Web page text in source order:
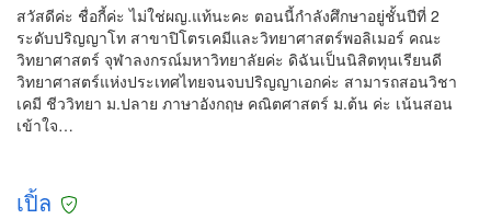
สวัสดีค่ะ ชื่อกี้ค่ะ ไม่ใช่ผญ.แท้นะคะ ตอนนี้กำลังศึกษาอยู่ชั้นปีที่ 2
ระดับปริญญาโท สาขาปิโตรเคมีและวิทยาศาสตร์พอลิเมอร์ คณะ
วิทยาศาสตร์ จุฬาลงกรณ์มหาวิทยาลัยค่ะ ดิฉันเป็นนิสิตทุนเรียนดี
วิทยาศาสตร์แห่งประเทศไทยจนจบปริญญาเอกค่ะ สามารถสอนวิชา
เคมี ชีววิทยา ม.ปลาย ภาษาอังกฤษ คณิตศาสตร์ ม.ต้น ค่ะ เน้นสอน
เข้าใจ…
เปิ้ล